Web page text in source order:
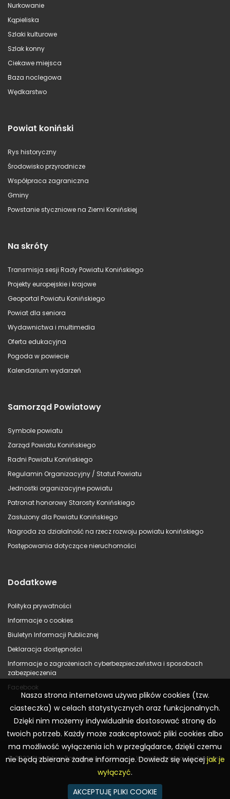
Nurkowanie
Kąpieliska
Szlaki kulturowe
Szlak konny
Ciekawe miejsca
Baza noclegowa
Wędkarstwo
Powiat koniński
Rys historyczny
Środowisko przyrodnicze
Współpraca zagraniczna
Gminy
Powstanie styczniowe na Ziemi Konińskiej
Na skróty
Transmisja sesji Rady Powiatu Konińskiego
Projekty europejskie i krajowe
Geoportal Powiatu Konińskiego
Powiat dla seniora
Wydawnictwa i multimedia
Oferta edukacyjna
Pogoda w powiecie
Kalendarium wydarzeń
Samorząd Powiatowy
Symbole powiatu
Zarząd Powiatu Konińskiego
Radni Powiatu Konińskiego
Regulamin Organizacyjny / Statut Powiatu
Jednostki organizacyjne powiatu
Patronat honorowy Starosty Konińskiego
Zasłużony dla Powiatu Konińskiego
Nagroda za działalność na rzecz rozwoju powiatu konińskiego
Postępowania dotyczące nieruchomości
Dodatkowe
Polityka prywatności
Informacje o cookies
Biuletyn Informacji Publicznej
Deklaracja dostępności
Informacje o zagrożeniach cyberbezpieczeństwa i sposobach
zabezpieczenia
Facebook
© 2023 Starostwo Powiatowe w Koninie – Wszelkie prawa zastrzeżone
Realizacja:WR Consulting
Nasza strona internetowa używa plików cookies (tzw.
ciasteczka) w celach statystycznych oraz funkcjonalnych.
Dzięki nim możemy indywidualnie dostosować stronę do
twoich potrzeb. Każdy może zaakceptować pliki cookies albo
ma możliwość wyłączenia ich w przeglądarce, dzięki czemu
nie będą zbierane żadne informacje. Dowiedz się więcejjak je
wyłączyć.
AKCEPTUJĘ PLIKI COOKIE